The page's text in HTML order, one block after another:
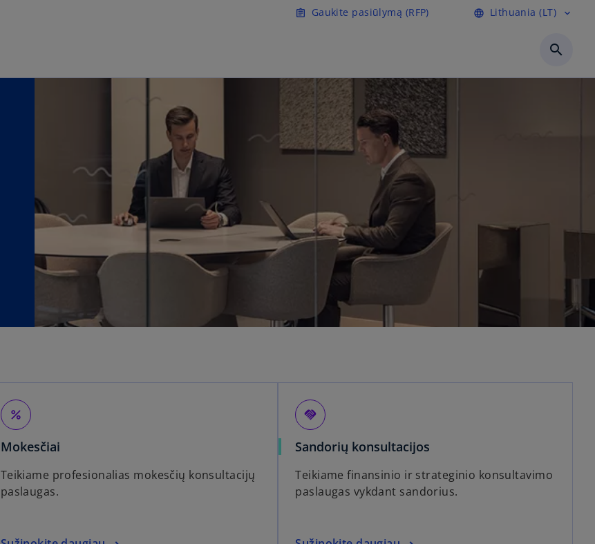
assignment Gaukite pasiūlymą (RFP) language Lithuania (LT) expand_more
search
percent
Mokesčiai
Teikiame profesionalias mokesčių konsultacijų
paslaugas.
handshake
Sandorių konsultacijos
Teikiame finansinio ir strateginio konsultavimo
paslaugas vykdant sandorius.